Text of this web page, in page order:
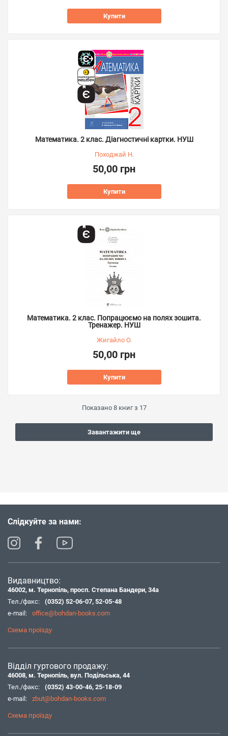
Купити
Математика. 2 клас. Діагностичні картки. НУШ
Походжай Н.
50,00 грн
Купити
Математика. 2 клас. Попрацюємо на полях зошита.
Тренажер. НУШ
Жигайло О.
50,00 грн
Купити
Показано 8книг з 17
Завантажити ще
Слідкуйте за нами:
Видавництво:
46002, м. Тернопіль, просп. Степана Бандери, 34а
Тел./факс:
(0352) 52-06-07, 52-05-48
e-mail:
office@bohdan-books.com
Схема проїзду
Відділ гуртового продажу:
46008, м. Тернопіль, вул. Подільська, 44
Тел./факс:
(0352) 43-00-46, 25-18-09
e-mail:
zbut@bohdan-books.com
Схема проїзду